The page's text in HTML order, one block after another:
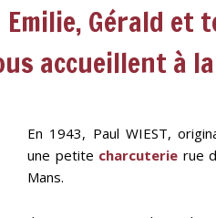
Emilie, Gérald et
accueillent à
En 1943, Paul WIEST,
une petite charcuterie rue
Mans.